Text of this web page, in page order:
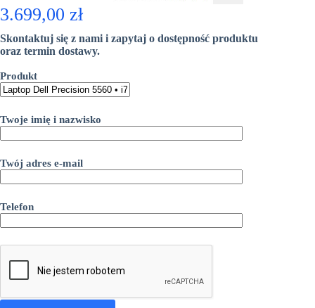
3.699,00 zł
Skontaktuj się z nami i zapytaj o dostępność produktu
oraz termin dostawy.
Produkt
Twoje imię i nazwisko
Twój adres e-mail
Telefon